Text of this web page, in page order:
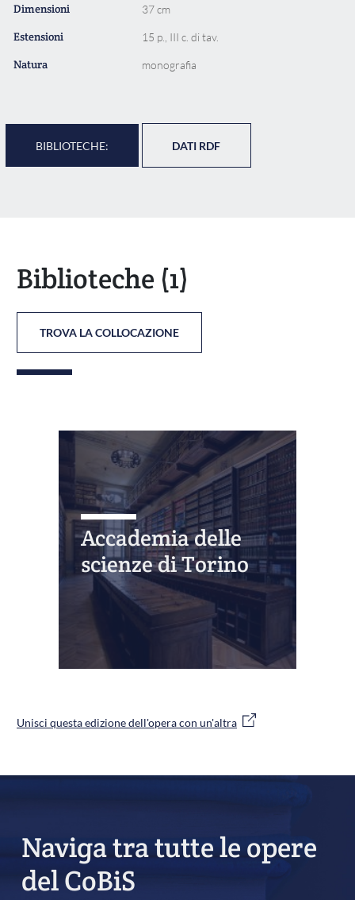
Dimensioni 37 cm
Estensioni 15 p., III c. di tav.
Natura monografia
BIBLIOTECHE: DATI RDF
Biblioteche (1)
TROVA LA COLLOCAZIONE
Accademia delle
scienze di Torino
Unisci questa edizione dell'opera con un'altra
Naviga tra tutte le opere
del CoBiS